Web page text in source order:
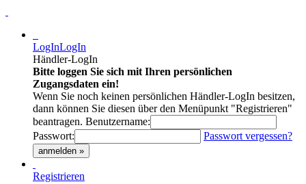
LogInLogIn
Händler-LogIn
Bitte loggen Sie sich mit Ihren persönlichen
Zugangsdaten ein!
Wenn Sie noch keinen persönlichen Händler-LogIn besitzen,
dann können Sie diesen über den Menüpunkt "Registrieren"
beantragen. Benutzername:
Passwort:
Passwort vergessen?
anmelden »
Registrieren